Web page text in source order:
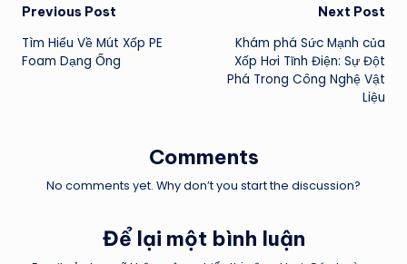
Post
navigation
Previous Post
Tìm Hiểu Về Mút Xốp PE
Foam Dạng Ống
Next Post
Khám phá Sức Mạnh của
Xốp Hơi Tĩnh Điện: Sự Đột
Phá Trong Công Nghệ Vật
Liệu
Comments
No comments yet. Why don’t you start the discussion?
Để lại một bình luận